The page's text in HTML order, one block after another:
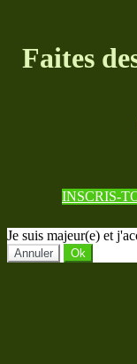
Faites
INSCRIS-
Je suis majeur(e) et
Annuler Ok